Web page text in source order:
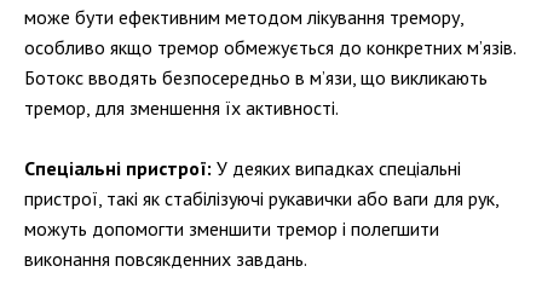
може бути ефективним методом лікування тремору,
особливо якщо тремор обмежується до конкретних м’язів.
Ботокс вводять безпосередньо в м’язи, що викликають
тремор, для зменшення їх активності.
Спеціальні пристрої: У деяких випадках спеціальні
пристрої, такі як стабілізуючі рукавички або ваги для рук,
можуть допомогти зменшити тремор і полегшити
виконання повсякденних завдань.